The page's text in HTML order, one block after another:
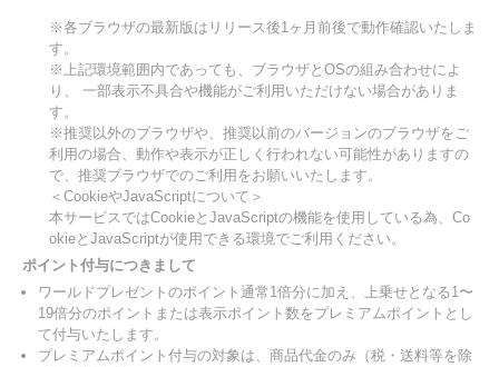
※各ブラウザの最新版はリリース後1ヶ月前後で動作確認いたしま
す。
※上記環境範囲内であっても、ブラウザとOSの組み合わせによ
り、 一部表示不具合や機能がご利用いただけない場合がありま
す。
※推奨以外のブラウザや、推奨以前のバージョンのブラウザをご
利用の場合、動作や表示が正しく行われない可能性がありますの
で、推奨ブラウザでのご利用をお願いいたします。
＜CookieやJavaScriptについて＞
本サービスではCookieとJavaScriptの機能を使用している為、Co
okieとJavaScriptが使用できる環境でご利用ください。
ポイント付与につきまして
ワールドプレゼントのポイント通常1倍分に加え、上乗せとなる1〜
19倍分のポイントまたは表示ポイント数をプレミアムポイントとし
て付与いたします。
プレミアムポイント付与の対象は、商品代金のみ（税・送料等を除